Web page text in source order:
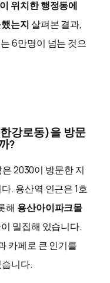
위치한 행정동에
는지살펴본 결과,
6만명이 넘는 것으
강로동)을 방문
?
2030이 방문한 지
. 용산역 인근은 1호
해 용산아이파크몰
밀집해 있습니다.
카페로 큰 인기를
니다.